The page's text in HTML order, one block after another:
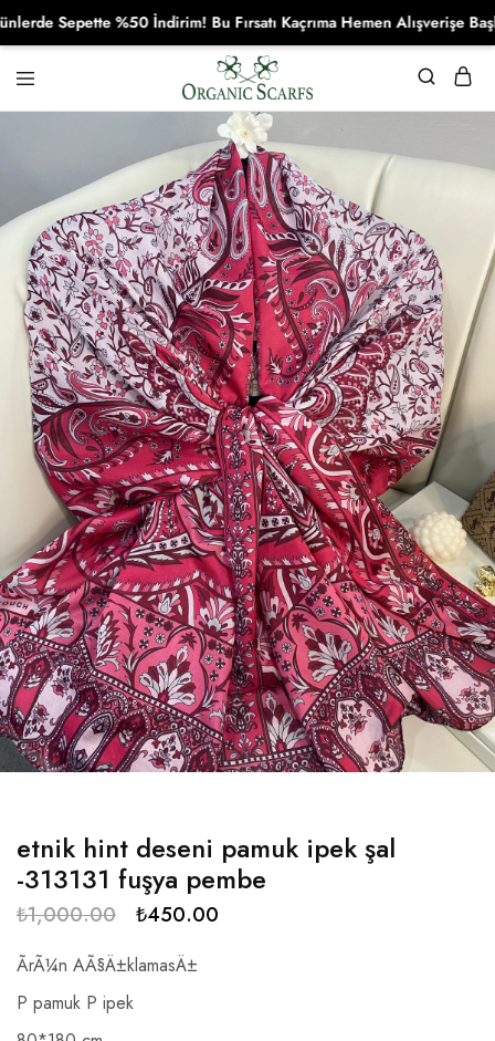
Organikscarf
etnik hint deseni pamuk ipek şal
-313131 fuşya pembe
₺1,000.00 ₺450.00
ÃrÃ¼n AÃ§Ä±klamasÄ±
P pamuk P ipek
Sepette %50 İndirim! Bu Fırsatı Kaçrıma Hemen Alışverişe Başla!